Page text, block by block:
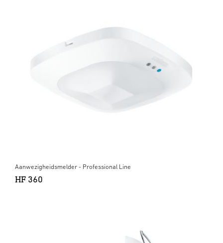
Aanwezigheidsmelder - Professional Line
HF 360